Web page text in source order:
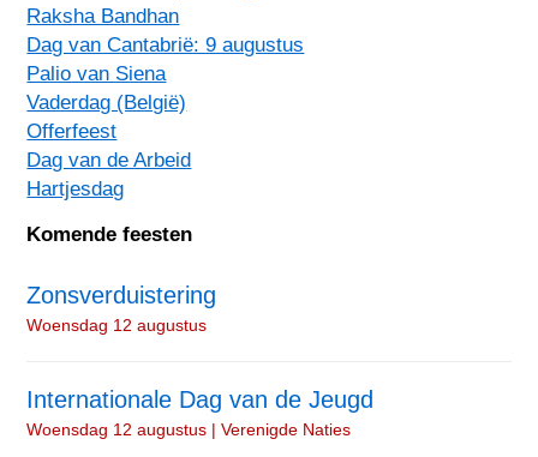
Raksha Bandhan
Dag van Cantabrië: 9 augustus
Palio van Siena
Vaderdag (België)
Offerfeest
Dag van de Arbeid
Hartjesdag
Komende feesten
Zonsverduistering
Woensdag 12 augustus
Internationale Dag van de Jeugd
Woensdag 12 augustus | Verenigde Naties